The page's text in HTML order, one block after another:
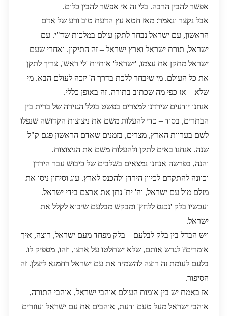
אפשר להבין הרבה. בלי זה אי אפשר להבין כלום.
אבל נקצר ונאמר: מאז חטא עץ הדעת טוב ורע של אדם
הראשון, עם ישראל נבחר לתקן עולם במלכות שד"י. עם
ישראל, תורת ישראל וארץ ישראל – זה התיקון. ואחרי שעם
ישראל מתקן את עצמו, 'ישראל' אותיות 'לי ראש', צריך לתקן
את כל העולם. מי שיבחר ללכת בדרך ה' יזכה לעולם הבא. מי
שלא – אז כפי מה שכתוב בתורה. זה באופן כללי.
אנחנו יודעים שירדנו למצרים בפשט בגלל הגזירה של ברית בין
הבתרים, בסוד – כדי להעלות משם את ניצוצות הקדושה שנפלו
לשם בערוות הארץ, מצרים, בזמנים שאדם הראשון פגם ק"ל
שנה. אנחנו באים לתקן ולהעלות משם את הניצוצות.
והנה, בפרשה אנחנו נמצאים בשלבים של כיבוש עבר הירדן
וכוונה להתקדם לכיוון הירדן ולהכנס לארץ. עוג וסיחון ניסו את
מזלם מול עם ישראל, וה' ית' נתן את ארצם בידי ישראל.
ועכשיו בלק 'נכנס ללחץ' ומבקש מבלעם שיבוא לקלל את
ישראל.
ויש הבדל בין בלק לבלעם – בלק מפחד מעם ישראל, רוצה, איך
אומרים? לגרש אותם, שלא ישתלטו על ארצו, וזהו, מספיק לו.
בלעם לעומת זה רוצה להשמיד את עם ישראל רחמנא ליצלן. זה
הסיפור.
אז באמת יש בין אומות העולם אוהבי ישראל, אוהבי התורה,
אוהבי ישראל מעל טעם ודעת, אוהבים את עם ישראל ועוזרים